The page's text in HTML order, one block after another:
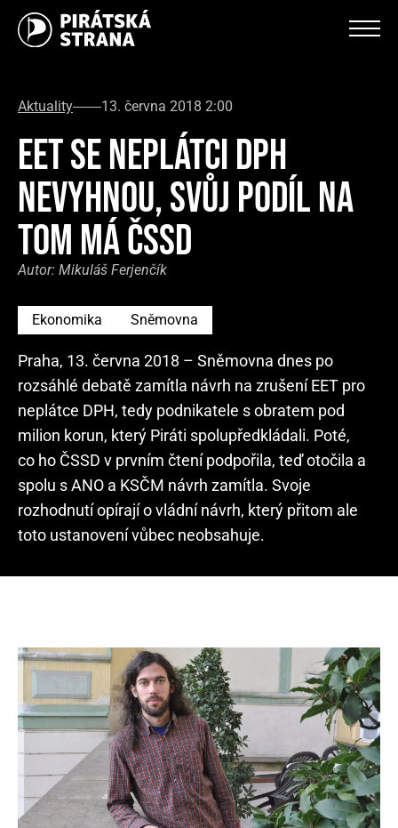
Aktuality 13. června 2018 2:00
EET SE NEPLÁTCI DPH
NEVYHNOU, SVŮJ PODÍL NA
TOM MÁ ČSSD
Autor: Mikuláš Ferjenčík
Ekonomika Sněmovna
Praha, 13. června 2018 – Sněmovna dnes po
rozsáhlé debatě zamítla návrh na zrušení EET pro
neplátce DPH, tedy podnikatele s obratem pod
milion korun, který Piráti spolupředkládali. Poté,
co ho ČSSD v prvním čtení podpořila, teď otočila a
spolu s ANO a KSČM návrh zamítla. Svoje
rozhodnutí opírají o vládní návrh, který přitom ale
toto ustanovení vůbec neobsahuje.